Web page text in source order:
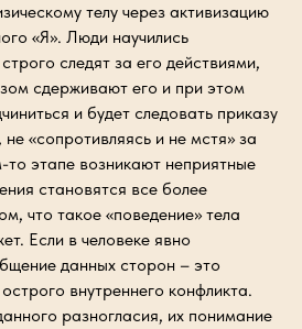
телу через активизацию
«Я». Люди научились
следят за его действиями,
сдерживают его и при этом
и будет следовать приказу
«сопротивляясь и не мстя» за
этапе возникают неприятные
становятся все более
что такое «поведение» тела
Если в человеке явно
данных сторон – это
внутреннего конфликта.
разногласия, их понимание